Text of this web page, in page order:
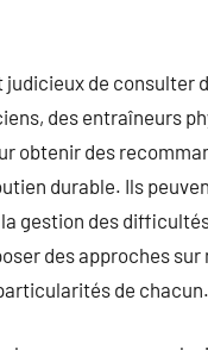
judicieux de consulter
des entraîneurs
obtenir des
durable. Ils
gestion des
des approches sur
de chacun.